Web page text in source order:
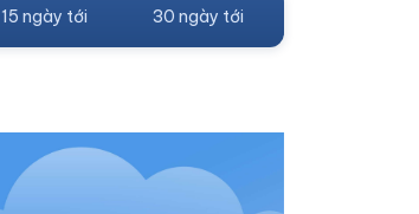
15 ngày tới 30 ngày tới